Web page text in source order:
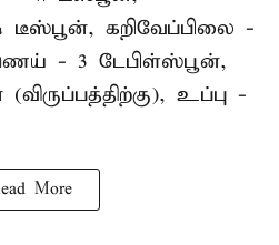
டீஸ்பூன், கறிவேப்பிலை -
- 3 டேபிள்ஸ்பூன்,
உப்பு -
More